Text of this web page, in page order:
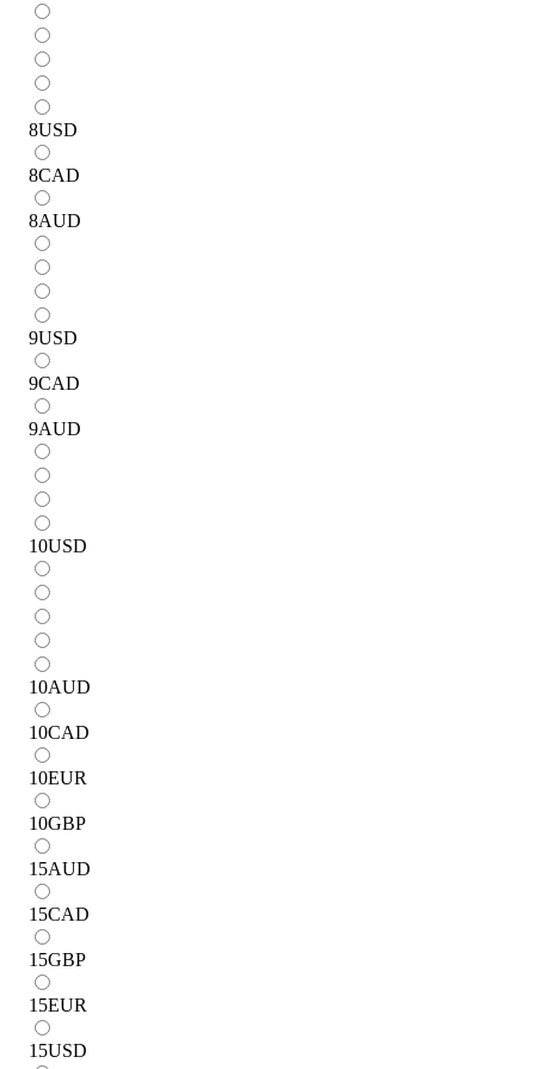
8USD
8CAD
8AUD
9USD
9CAD
9AUD
10USD
10AUD
10CAD
10EUR
10GBP
15AUD
15CAD
15GBP
15EUR
15USD